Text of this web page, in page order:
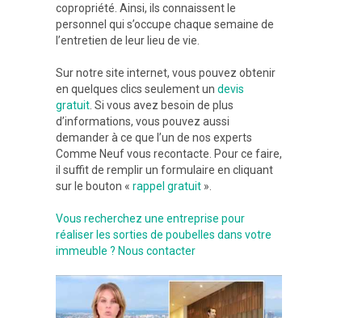
copropriété. Ainsi, ils connaissent le
personnel qui s’occupe chaque semaine de
l’entretien de leur lieu de vie.
Sur notre site internet, vous pouvez obtenir
en quelques clics seulement un devis
gratuit . Si vous avez besoin de plus
d’informations, vous pouvez aussi
demander à ce que l’un de nos experts
Comme Neuf vous recontacte. Pour ce faire,
il suffit de remplir un formulaire en cliquant
sur le bouton « rappel gratuit ».
Vous recherchez une entreprise pour
réaliser les sorties de poubelles dans votre
immeuble ? Nous contacter